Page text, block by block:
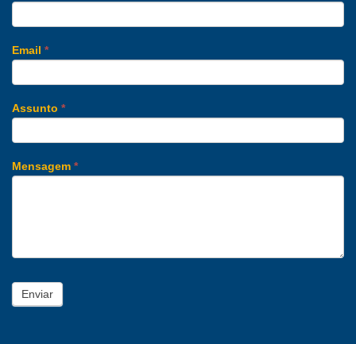
Email *
Assunto *
Mensagem *
Enviar